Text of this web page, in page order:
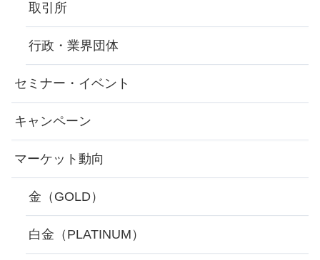
取引所
行政・業界団体
セミナー・イベント
キャンペーン
マーケット動向
金（GOLD）
白金（PLATINUM）